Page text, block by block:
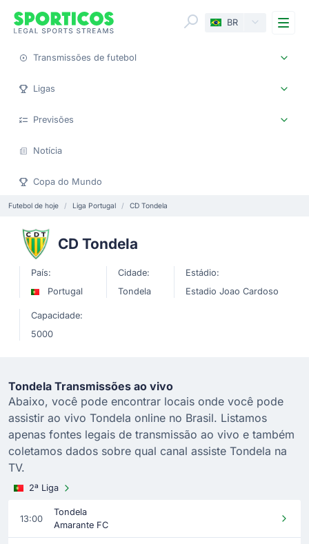
BR
Transmissões de futebol
Ligas
Previsões
Notícia
Copa do Mundo
Futebol de hoje Liga Portugal CD Tondela
CD Tondela
País:
Portugal
Cidade:
Tondela
Estádio:
Estadio Joao Cardoso
Capacidade:
5000
Tondela Transmissões ao vivo
Abaixo, você pode encontrar locais onde você pode
assistir ao vivo Tondela online no Brasil. Listamos
apenas fontes legais de transmissão ao vivo e também
coletamos dados sobre qual canal assiste Tondela na
TV.
2ª Liga
13:00
Tondela
Amarante FC